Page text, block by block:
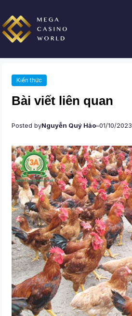
đến
phần
nội
dung
Kiến thức
Bài viết liên quan
Posted byNguyễn Quý Hảo–01/10/2023